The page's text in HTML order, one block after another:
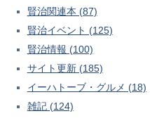
賢治関連本 (87)
賢治イベント (125)
賢治情報 (100)
サイト更新 (185)
イーハトーブ・グルメ (18)
雑記 (124)